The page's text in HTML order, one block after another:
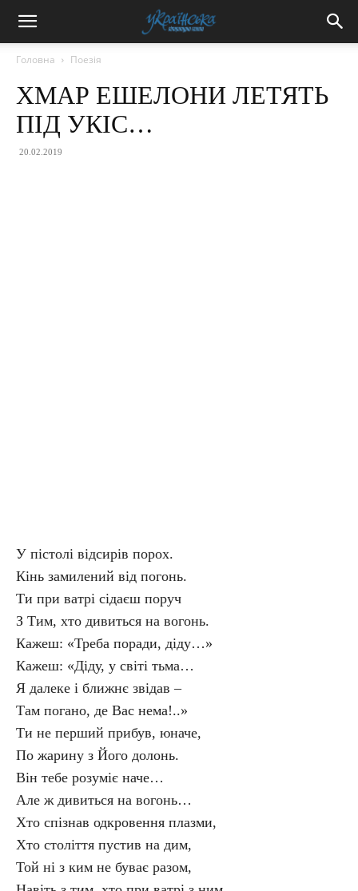
Головна Поезія
ХМАР ЕШЕЛОНИ ЛЕТЯТЬ
ПІД УКІС…
20.02.2019
У пістолі відсирів порох.
Кінь замилений від погонь.
Ти при ватрі сідаєш поруч
З Тим, хто дивиться на вогонь.
Кажеш: «Треба поради, діду…»
Кажеш: «Діду, у світі тьма…
Я далеке і ближнє звідав –
Там погано, де Вас нема!..»
Ти не перший прибув, юначе,
По жарину з Його долонь.
Він тебе розуміє наче…
Але ж дивиться на вогонь…
Хто спізнав одкровення плазми,
Хто століття пустив на дим,
Той ні з ким не буває разом,